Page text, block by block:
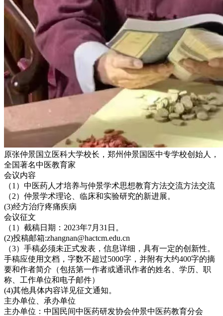
原张仲景国立医科大学校长，郑州仲景国医中专学校创始人，
全国著名中医教育家
会议内容
（1）中医药人才培养与仲景学术思想教育方法交流方法交流
（2）仲景学术理论、临床和实验研究的新进展。
(3)经方治疗疼痛疾病
会议征文
（1）截稿日期：2023年7月31日。
(2)投稿邮箱:zhangnan@hactcm.edu.cn
（3）手稿必须未正式发表，信息详细，具有一定的创新性。
手稿应使用文档，字数不超过5000字，并附有大约400字的摘
要和作者简介（包括第一作者或通讯作者的姓名、学历、职
称、工作单位和电子邮件）
(4)其他具体内容详见征文通知。
主办单位、承办单位
主办单位：中国民间中医药研发协会仲景中医药教育分会